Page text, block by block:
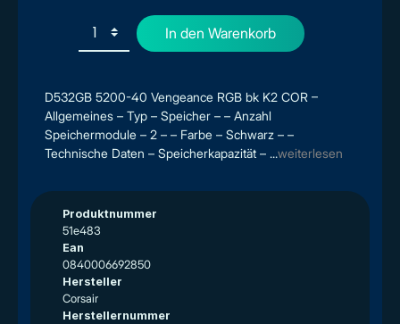
D532GB 5200-40 Vengeance RGB bk K2 COR –
Allgemeines – Typ – Speicher – – Anzahl
Speichermodule – 2 – – Farbe – Schwarz – –
Technische Daten – Speicherkapazität – ...weiterlesen
Produktnummer
51e483
Ean
0840006692850
Hersteller
Corsair
Herstellernummer
In den Warenkorb